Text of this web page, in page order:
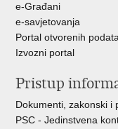
e-Građani
e-savjetovanja
Portal otvorenih
Izvozni portal
Pristup
Dokumenti, zakonski i
PSC - Jedinstvena